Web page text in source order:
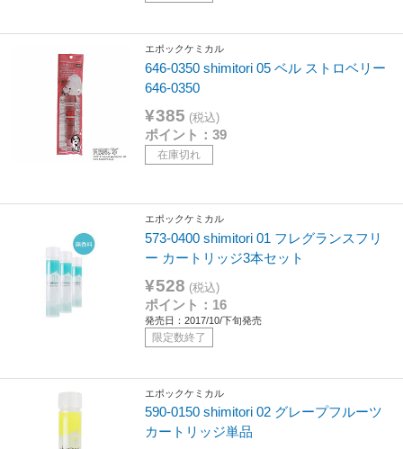
エポックケミカル
646-0350 shimitori 05 ベル ストロベリー
646-0350
¥385 (税込)
ポイント：39
在庫切れ
エポックケミカル
573-0400 shimitori 01 フレグランスフリ
ー カートリッジ3本セット
¥528 (税込)
ポイント：16
発売日：2017/10/下旬発売
限定数終了
エポックケミカル
590-0150 shimitori 02 グレープフルーツ
カートリッジ単品